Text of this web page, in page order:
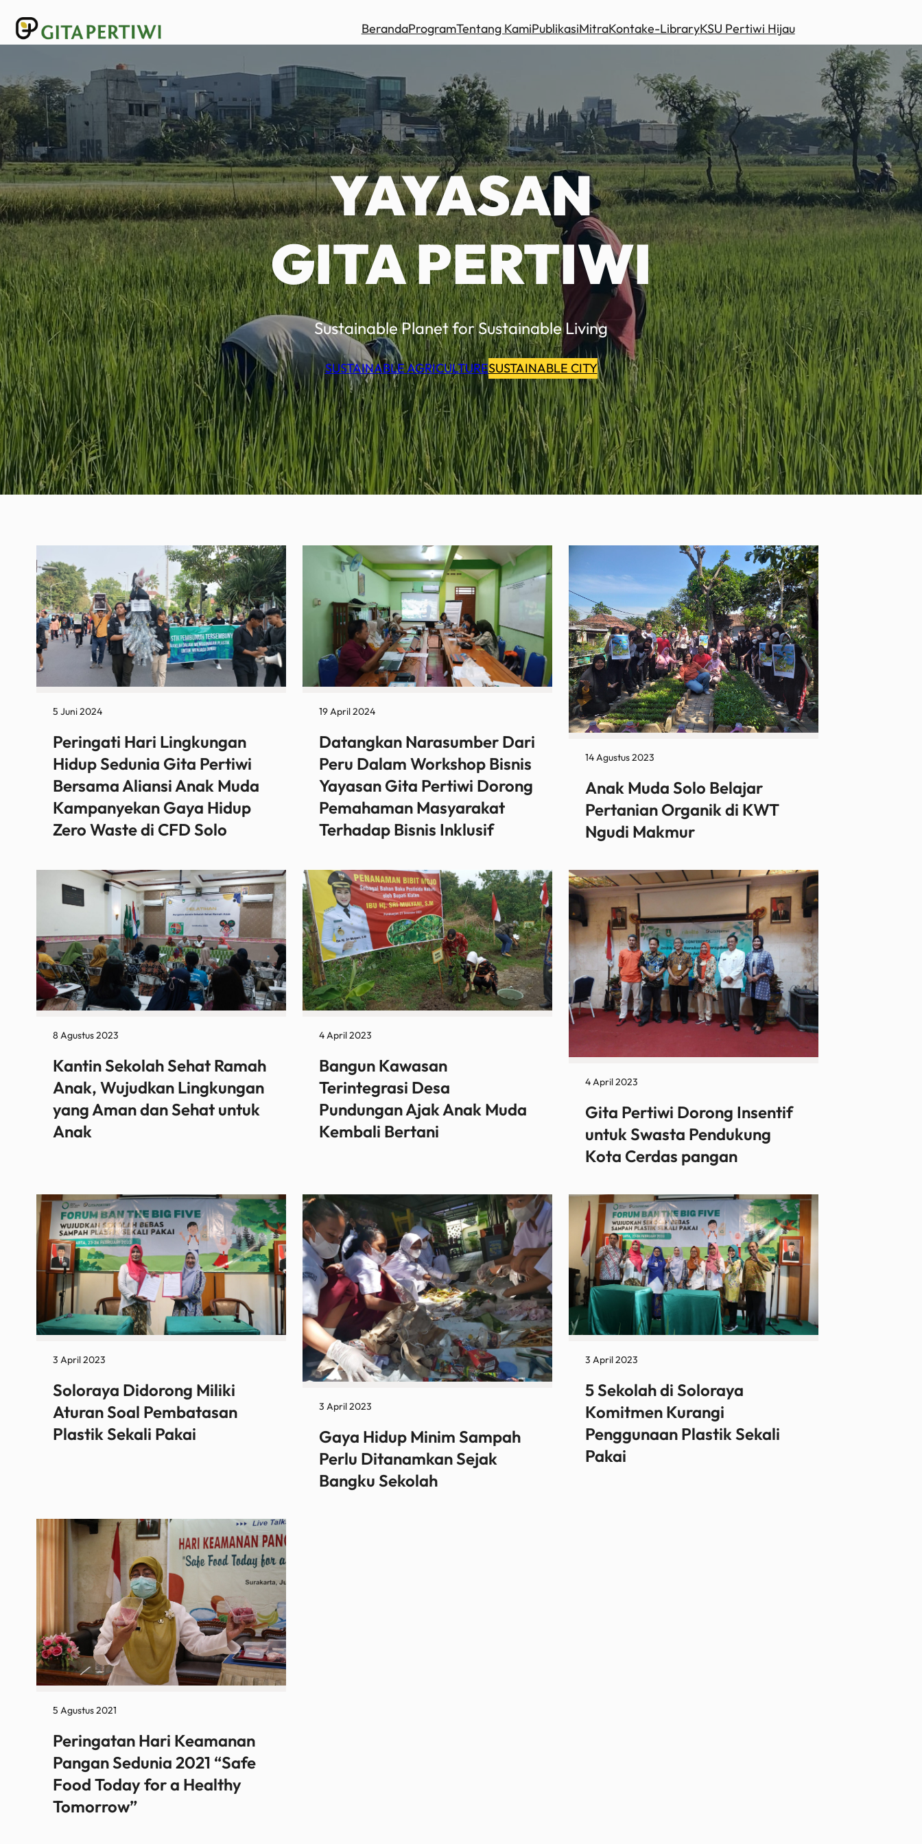
Lewati
ke
BerandaProgramTentang KamiPublikasiMitraKontake-LibraryKSU Pertiwi Hijau
YAYASAN
GITA PERTIWI
Sustainable Planet for Sustainable Living
SUSTAINABLE AGRICULTURESUSTAINABLE CITY
5 Juni 2024
Peringati Hari Lingkungan
Hidup Sedunia Gita Pertiwi
Bersama Aliansi Anak Muda
Kampanyekan Gaya Hidup
Zero Waste di CFD Solo
19 April 2024
Datangkan Narasumber Dari
Peru Dalam Workshop Bisnis
Yayasan Gita Pertiwi Dorong
Pemahaman Masyarakat
Terhadap Bisnis Inklusif
14 Agustus 2023
Anak Muda Solo Belajar
Pertanian Organik di KWT
Ngudi Makmur
8 Agustus 2023
Kantin Sekolah Sehat Ramah
Anak, Wujudkan Lingkungan
yang Aman dan Sehat untuk
Anak
4 April 2023
Bangun Kawasan
Terintegrasi Desa
Pundungan Ajak Anak Muda
Kembali Bertani
4 April 2023
Gita Pertiwi Dorong Insentif
untuk Swasta Pendukung
Kota Cerdas pangan
3 April 2023
Soloraya Didorong Miliki
Aturan Soal Pembatasan
Plastik Sekali Pakai
3 April 2023
Gaya Hidup Minim Sampah
Perlu Ditanamkan Sejak
Bangku Sekolah
3 April 2023
5 Sekolah di Soloraya
Komitmen Kurangi
Penggunaan Plastik Sekali
Pakai
5 Agustus 2021
Peringatan Hari Keamanan
Pangan Sedunia 2021 “Safe
Food Today for a Healthy
Tomorrow”